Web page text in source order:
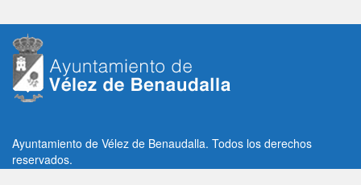
Ayuntamiento de Vélez de Benaudalla. Todos los derechos
reservados.